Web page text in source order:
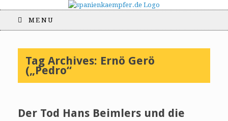
MENU
Tag Archives: Ernö Gerö
(„Pedro“
Der Tod Hans Beimlers und die